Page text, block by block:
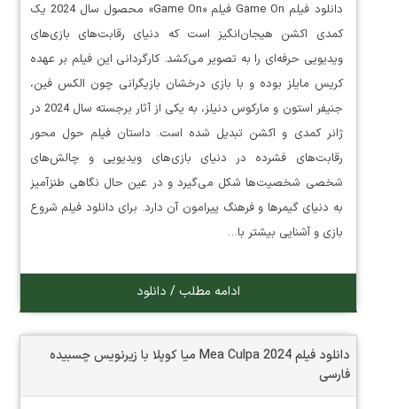
دانلود فیلم Game On فیلم «Game On» محصول سال 2024 یک
کمدی اکشن هیجان‌انگیز است که دنیای رقابت‌های بازی‌های
ویدیویی حرفه‌ای را به تصویر می‌کشد. کارگردانی این فیلم بر عهده
کریس مایلز بوده و با بازی درخشان بازیگرانی چون الکس فین،
جنیفر استون و مارکوس دنیلز، به یکی از آثار برجسته سال 2024 در
ژانر کمدی و اکشن تبدیل شده است. داستان فیلم حول محور
رقابت‌های فشرده در دنیای بازی‌های ویدیویی و چالش‌های
شخصی شخصیت‌ها شکل می‌گیرد و در عین حال نگاهی طنزآمیز
به دنیای گیمرها و فرهنگ پیرامون آن دارد. برای دانلود فیلم شروع
بازی و آشنایی بیشتر با…
ادامه مطلب / دانلود
دانلود فیلم Mea Culpa 2024 میا کوپلا با زیرنویس چسبیده
فارسی